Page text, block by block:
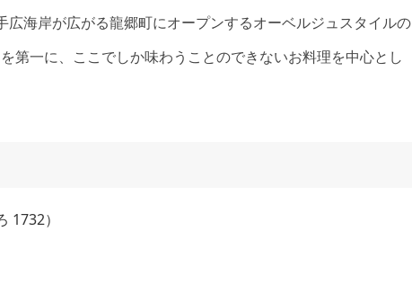
海岸が広がる龍郷町にオープンするオーベルジュスタイルの
第一に、ここでしか味わうことのできないお料理を中心とし
1732）